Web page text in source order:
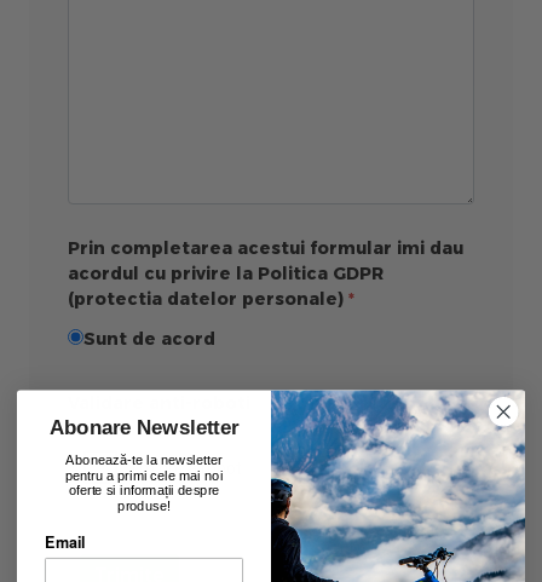
Prin completarea acestui formular imi dau
acordul cu privire la Politica GDPR
(protectia datelor personale)
Sunt de acord
Abonare Newsletter
Abonează-te la newsletter
pentru a primi cele mai noi
oferte si informații despre
produse!
Email